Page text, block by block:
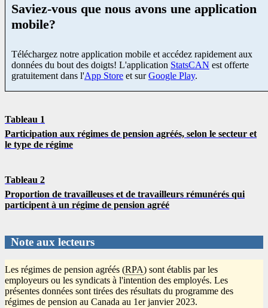
Saviez-vous que nous avons une application
mobile?
Téléchargez notre application mobile et accédez rapidement aux
données du bout des doigts! L'application StatsCAN est offerte
gratuitement dans l'App Store et surGoogle Play.
Tableau 1
Participation aux régimes de pension agréés, selon le secteur et
le type de régime
Tableau 2
Proportion de travailleuses et de travailleurs rémunérés qui
participent à un régime de pension agréé
Note aux lecteurs
Les régimes de pension agréés (RPA) sont établis par les
employeurs ou les syndicats à l'intention des employés. Les
présentes données sont tirées des résultats du programme des
régimes de pension au Canada au 1er janvier 2023.